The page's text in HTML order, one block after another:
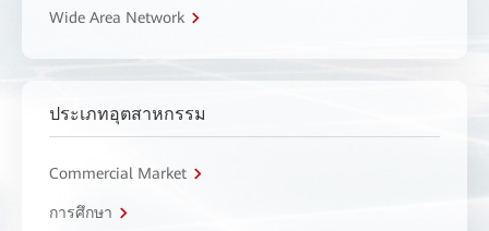
Wide Area Network
ประเภทอุตสาหกรรม
Commercial Market
การศึกษา